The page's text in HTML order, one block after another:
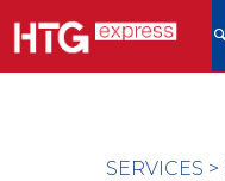
SERVICES >